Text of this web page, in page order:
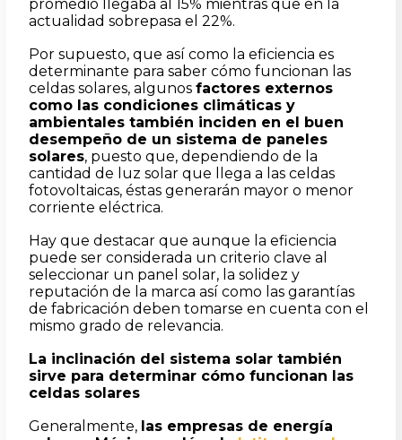
promedio llegaba al 15% mientras que en la
actualidad sobrepasa el 22%.
Por supuesto, que así como la eficiencia es
determinante para saber cómo funcionan las
celdas solares, algunosfactores externos
como las condiciones climáticas y
ambientales también inciden en el buen
desempeño de un sistema de paneles
solares, puesto que, dependiendo de la
cantidad de luz solar que llega a las celdas
fotovoltaicas, éstas generarán mayor o menor
corriente eléctrica.
Hay que destacar que aunque la eficiencia
puede ser considerada un criterio clave al
seleccionar un panel solar, la solidez y
reputación de la marca así como las garantías
de fabricación deben tomarse en cuenta con el
mismo grado de relevancia.
La inclinación del sistema solar también
sirve para determinar cómo funcionan las
celdas solares
Generalmente, las empresas de energía